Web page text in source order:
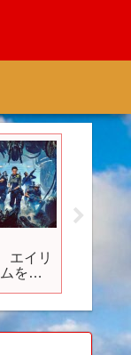
イリ
を遊
ン：前